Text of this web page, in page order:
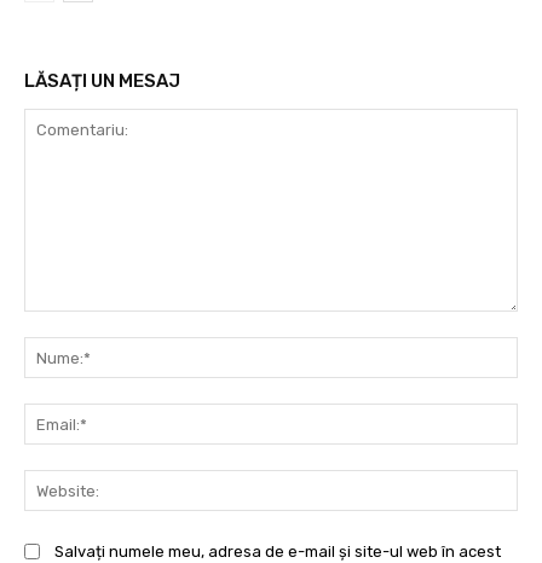
LĂSAȚI UN MESAJ
Salvați numele meu, adresa de e-mail și site-ul web în acest